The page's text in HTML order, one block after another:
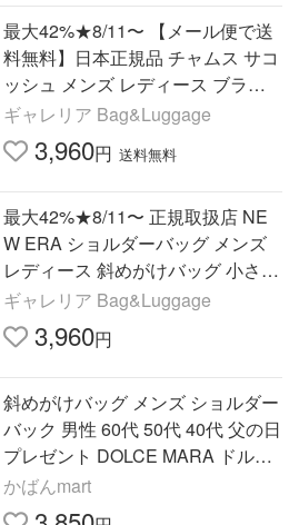
最大42%★8/11〜 【メール便で送
料無料】日本正規品 チャムス サコ
ッシュ メンズ レディース ブラン
ド CHUMS 軽量 斜めがけバッグ S
WEAT NYLON CH60-3610
ギャレリア Bag&Luggage
3,960円 送料無料
最大42%★8/11〜 正規取扱店 NE
W ERA ショルダーバッグ メンズ
レディース 斜めがけバッグ 小さめ
ニューエラ サコッシュ ブランド
斜めがけ Sacoche 2.5L
ギャレリア Bag&Luggage
3,960円
斜めがけバッグ メンズ ショルダー
バック 男性 60代 50代 40代 父の日
プレゼント DOLCE MARA ドルチ
ェマラ ショルダーバッグ タテ型
マチなし dm-001
かばんmart